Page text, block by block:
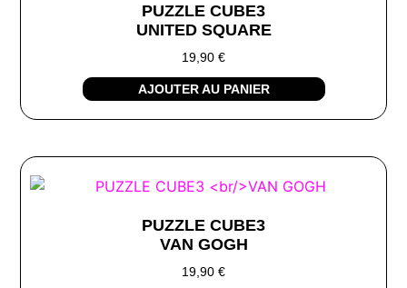
PUZZLE CUBE3
UNITED SQUARE
19,90 €
AJOUTER AU PANIER
PUZZLE CUBE3
VAN GOGH
19,90 €